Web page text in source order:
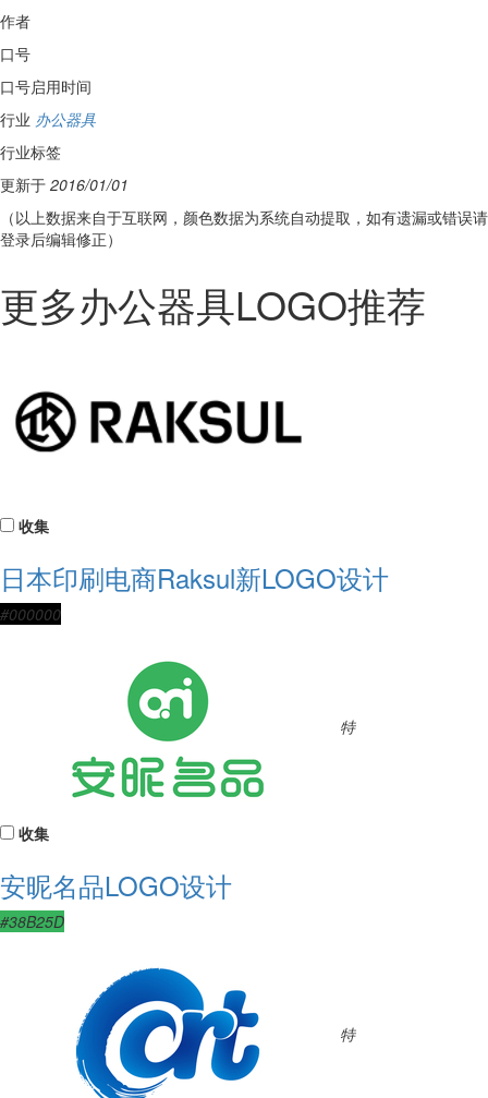
作者
口号
口号启用时间
行业 办公器具
行业标签
更新于 2016/01/01
（以上数据来自于互联网，颜色数据为系统自动提取，如有遗漏或错误请
登录后编辑修正）
更多办公器具LOGO推荐
收集
日本印刷电商Raksul新LOGO设计
#000000
特
收集
安昵名品LOGO设计
#38B25D
特